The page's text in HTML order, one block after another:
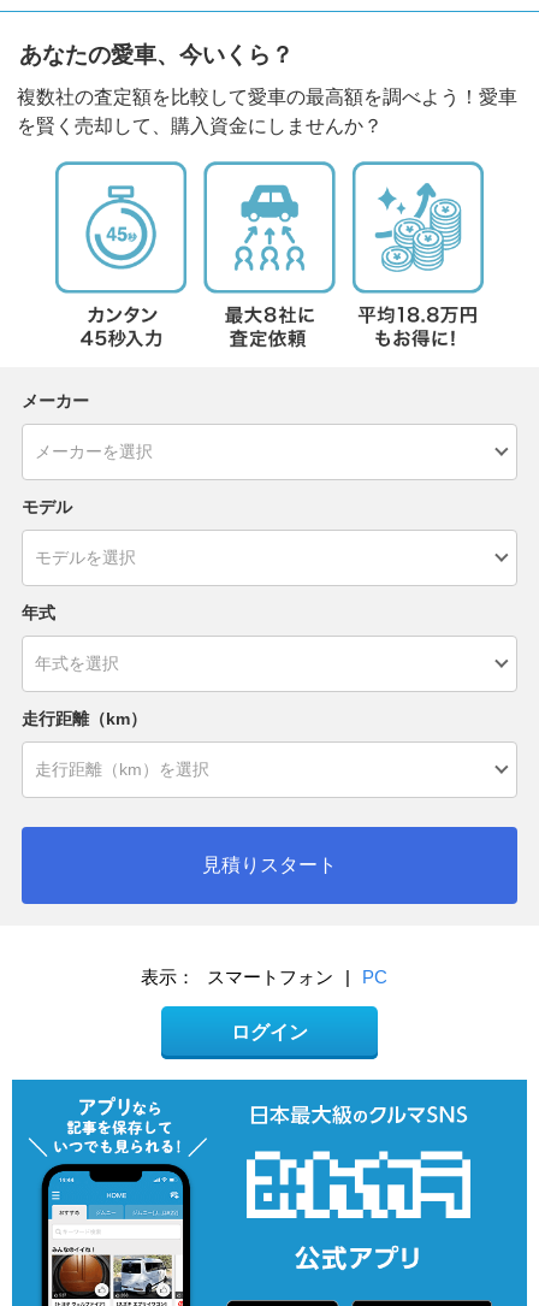
あなたの愛車、今いくら？
複数社の査定額を比較して愛車の最高額を調べよう！愛車
を賢く売却して、購入資金にしませんか？
メーカー
モデル
年式
走行距離（km）
見積りスタート
表示： スマートフォン | PC
ログイン